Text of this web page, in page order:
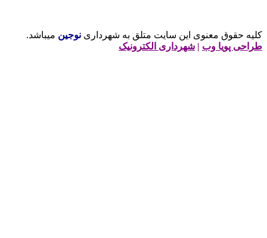
حقوق معنوی این سایت متلق به شهردارینوجینمیباشد.
پویا وب| شهرداری الکترونیک